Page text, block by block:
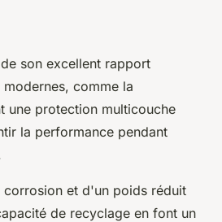
son excellent rapport
comme la
une protection multicouche
la performance pendant
corrosion et d'un poids réduit
de recyclage en font un